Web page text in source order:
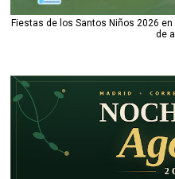
Fiestas de los Santos Niños 2026
de